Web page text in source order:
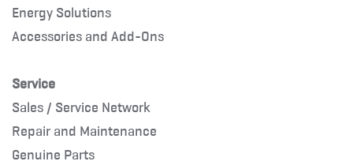
Energy Solutions
Accessories and Add-Ons
Service
Sales / Service Network
Repair and Maintenance
Genuine Parts